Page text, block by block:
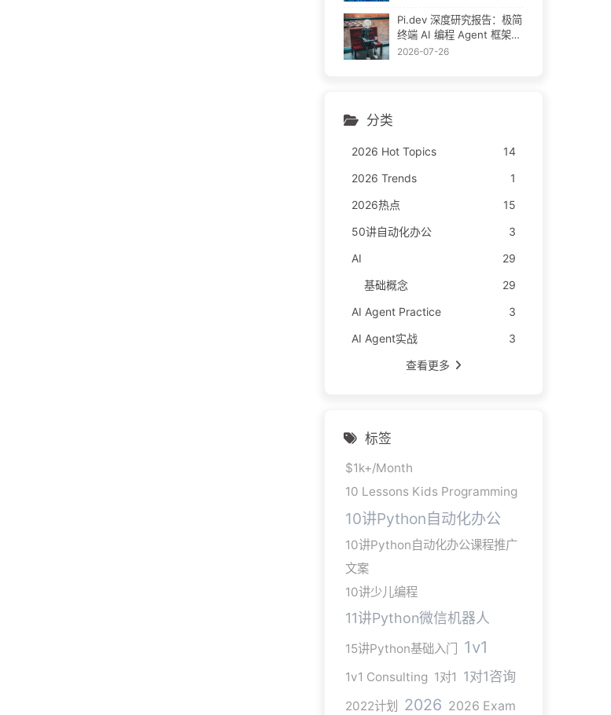
Pi.dev 深度研究报告：极简
终端 AI 编程 Agent 框架完
全拆解
2026-07-26
分类
2026 Hot Topics
14
2026 Trends
1
2026热点
15
50讲自动化办公
3
AI
29
基础概念
29
AI Agent Practice
3
AI Agent实战
3
查看更多
标签
$1k+/Month
10 Lessons Kids Programming
10讲Python自动化办公
10讲Python自动化办公课程推广
文案
10讲少儿编程
11讲Python微信机器人
15讲Python基础入门 1v1
1v1 Consulting 1对1 1对1咨询
2022计划 2026 2026 Exam